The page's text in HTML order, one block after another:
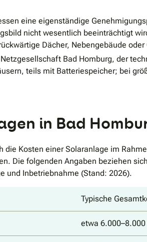
eine eigenständige
nicht wesentlich beeinträchtigt
Dächer, Nebengebäude oder
Bad Homburg, der
teils mit Batteriespeicher; bei
in Bad
die Kosten einer Solaranlage im
Die folgenden Angaben beziehen
und Inbetriebnahme (Stand: 2026).
Typische
etwa 6.000–8.000